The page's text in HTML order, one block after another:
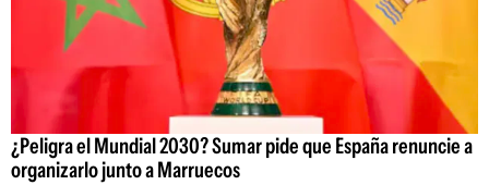
¿Peligra el Mundial 2030? Sumar pide que España renuncie a
organizarlo junto a Marruecos